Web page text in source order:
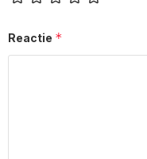
Reactie *